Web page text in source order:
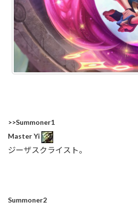
>>Summoner1
Master Yi
ジーザスクライスト。
Summoner2